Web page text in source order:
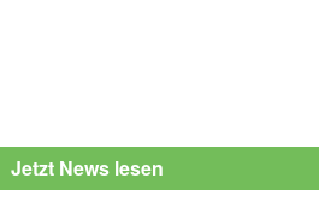
Jetzt News lesen